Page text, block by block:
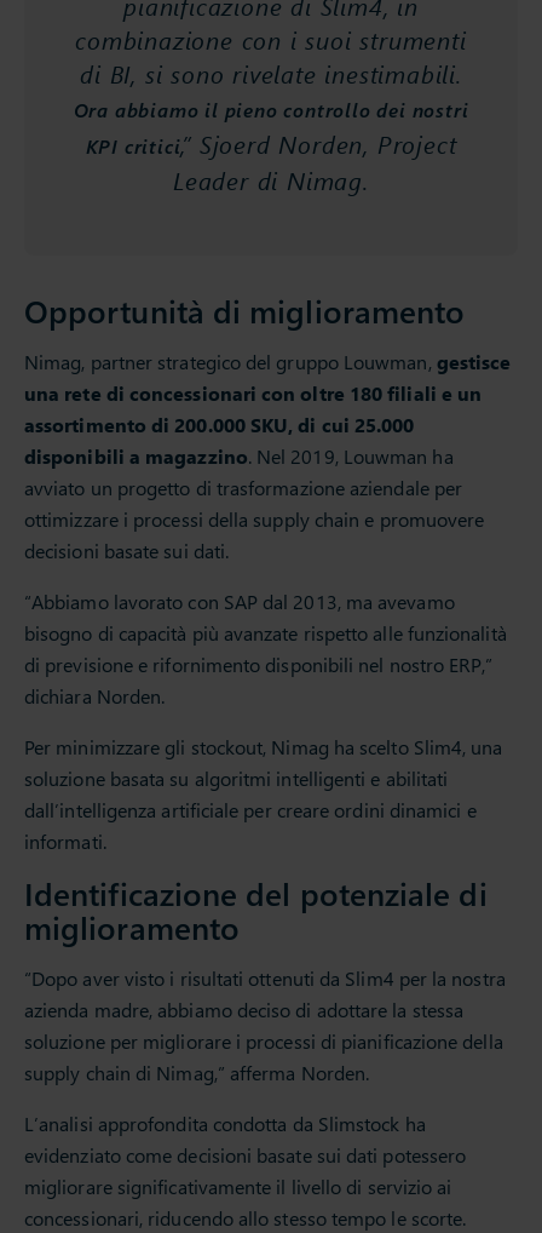
combinazione con i suoi strumenti
di BI, si sono rivelate inestimabili.
Ora abbiamo il pieno controllo dei nostri
KPI critici,” Sjoerd Norden, Project
Leader di Nimag.
Opportunità di miglioramento
Nimag, partner strategico del gruppo Louwman, gestisce
una rete di concessionari con oltre 180 filiali e un
assortimento di 200.000 SKU, di cui 25.000
disponibili a magazzino. Nel 2019, Louwman ha
avviato un progetto di trasformazione aziendale per
ottimizzare i processi della supply chain e promuovere
decisioni basate sui dati.
“Abbiamo lavorato con SAP dal 2013, ma avevamo
bisogno di capacità più avanzate rispetto alle funzionalità
di previsione e rifornimento disponibili nel nostro ERP,”
dichiara Norden.
Per minimizzare gli stockout, Nimag ha scelto Slim4, una
soluzione basata su algoritmi intelligenti e abilitati
dall’intelligenza artificiale per creare ordini dinamici e
informati.
Identificazione del potenziale di
miglioramento
“Dopo aver visto i risultati ottenuti da Slim4 per la nostra
azienda madre, abbiamo deciso di adottare la stessa
soluzione per migliorare i processi di pianificazione della
supply chain di Nimag,” afferma Norden.
L’analisi approfondita condotta da Slimstock ha
evidenziato come decisioni basate sui dati potessero
migliorare significativamente il livello di servizio ai
concessionari, riducendo allo stesso tempo le scorte.